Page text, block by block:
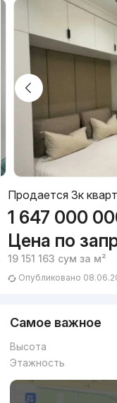
Продается 3к
1 647 000
Цена по
19 151 163 сум за м²
Опубликовано
Самое важное
Высота
Этажность